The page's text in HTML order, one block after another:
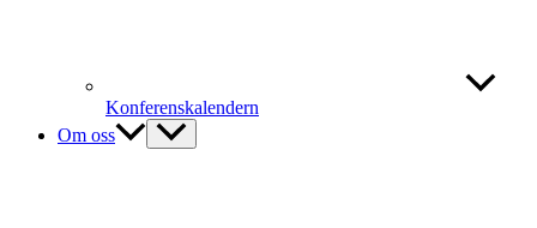
Konferenskalendern
Om oss